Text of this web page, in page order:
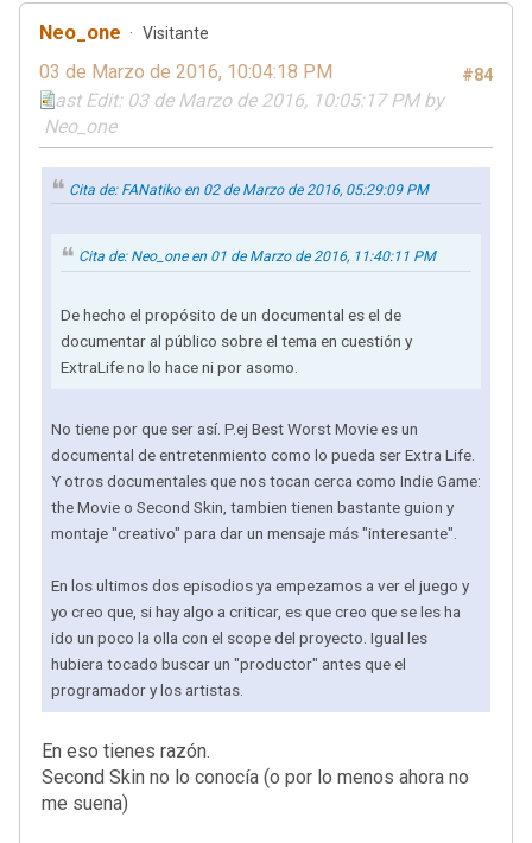
Neo_one Visitante
#84
03 de Marzo de 2016, 10:04:18 PM
Last Edit: 03 de Marzo de 2016, 10:05:17 PM by
Neo_one
Cita de: FANatiko en 02 de Marzo de 2016, 05:29:09 PM
Cita de: Neo_one en 01 de Marzo de 2016, 11:40:11 PM
De hecho el propósito de un documental es el de
documentar al público sobre el tema en cuestión y
ExtraLife no lo hace ni por asomo.
No tiene por que ser así. P.ej Best Worst Movie es un
documental de entretenmiento como lo pueda ser Extra Life.
Y otros documentales que nos tocan cerca como Indie Game:
the Movie o Second Skin, tambien tienen bastante guion y
montaje "creativo" para dar un mensaje más "interesante".
En los ultimos dos episodios ya empezamos a ver el juego y
yo creo que, si hay algo a criticar, es que creo que se les ha
ido un poco la olla con el scope del proyecto. Igual les
hubiera tocado buscar un "productor" antes que el
programador y los artistas.
En eso tienes razón.
Second Skin no lo conocía (o por lo menos ahora no
me suena)